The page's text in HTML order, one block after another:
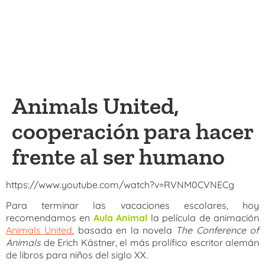
Animals United,
cooperación para hacer
frente al ser humano
https://www.youtube.com/watch?v=RVNM0CVNECg
Para terminar las vacaciones escolares, hoy
recomendamos en Aula Animal la película de animación
Animals United, basada en la novela The Conference of
Animals de Erich Kästner, el más prolífico escritor alemán
de libros para niños del siglo XX.